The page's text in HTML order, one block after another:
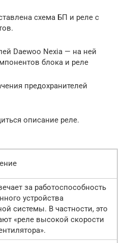
схема БП и реле с
Daewoo Nexia — на ней
блока и реле
предохранителей
описание реле.
за работоспособность
устройства
системы. В частности, это
«реле высокой скорости